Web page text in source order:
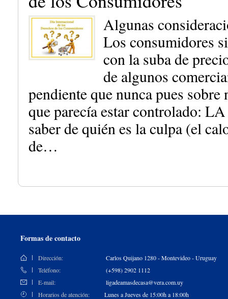
Algunas
Los consumidores
con la suba de
de algunos
pendiente que nunca pues
que parecía estar controlado:
saber de quién es la culpa (el
de…
Formas de contacto
Dirección:
Carlos Quijano 1280 - Montevideo - Uruguay
Teléfono:
(+598) 2902 1112
E-mail:
ligadeamasdecasa@vera.com.uy
Horarios de atención:
Lunes a Jueves de 15:00h a 18:00h